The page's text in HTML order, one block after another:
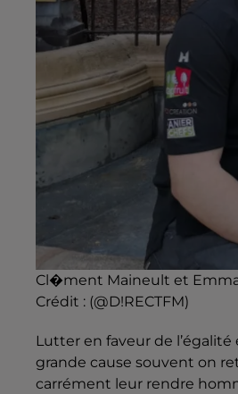
Cl�ment Maineult et Emma
Crédit : (@D!RECTFM)
Lutter en faveur de
grande cause souvent on
carrément leur rendre